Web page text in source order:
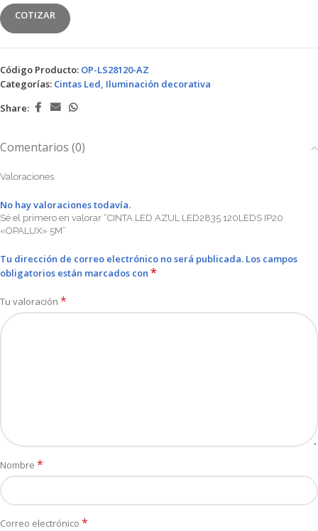
COTIZAR
Código Producto: OP-LS28120-AZ
Categorías: Cintas Led, Iluminación decorativa
Share:
Comentarios (0)
Valoraciones
No hay valoraciones todavía.
Sé el primero en valorar “CINTA LED AZUL LED2835 120LEDS IP20
«OPALUX» 5M”
Tu dirección de correo electrónico no será publicada. Los campos
obligatorios están marcados con *
Tu valoración *
Nombre *
Correo electrónico *